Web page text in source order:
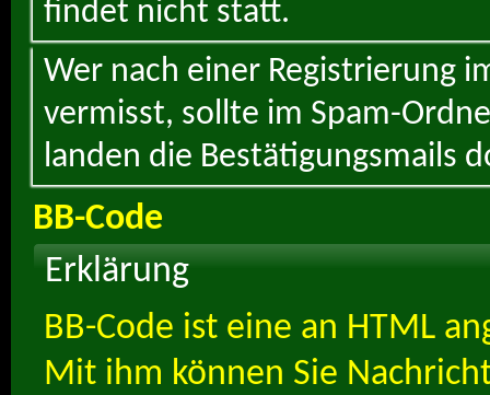
findet nicht statt.
Wer nach einer Registrierung
vermisst, sollte im Spam-
landen die Bestätigungsmails
BB-Code
Erklärung
BB-Code ist eine an HTML
Mit ihm können Sie